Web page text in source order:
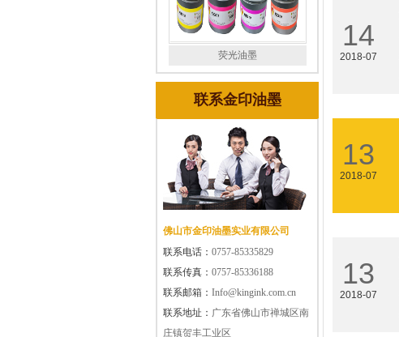
荧光油墨
联系金印油墨
佛山市金印油墨实业有限公司
联系电话： 0757-85335829
联系传真： 0757-85336188
联系邮箱： Info@kingink.com.cn
联系地址： 广东省佛山市禅城区南
庄镇贺丰工业区
14
2018-07
13
2018-07
13
2018-07